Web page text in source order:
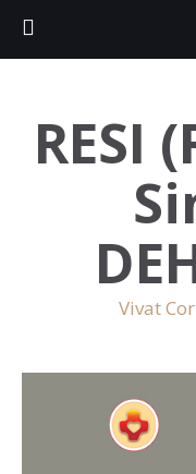
RESI
Vivat